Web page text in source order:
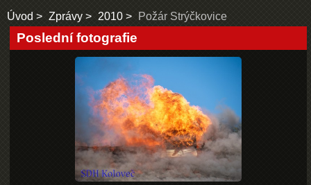
Úvod Zprávy 2010 Požár Strýčkovice
Poslední fotografie